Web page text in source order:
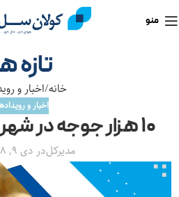
منو
تازه
خانه اخبار و
اخبار و
۱۰ هزار جوجه در شهر بابک تلف شد
مدیرکلدر دی ۹, ۱۳۹۸